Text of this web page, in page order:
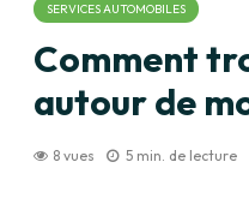
SERVICES AUTOMOBILES
Comment
autour de
8 vues 5 min. de lecture